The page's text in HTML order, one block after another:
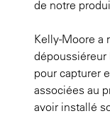
de notre
Kelly-Moore a
dépoussiéreur
pour capturer
associées au
avoir installé